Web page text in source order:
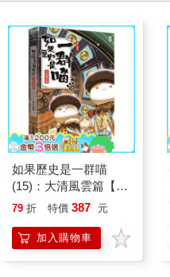
如果歷史是一群喵
(15)：大清風雲篇【萌
貓漫畫學歷史】
79 折 特價 387 元
加入購物車